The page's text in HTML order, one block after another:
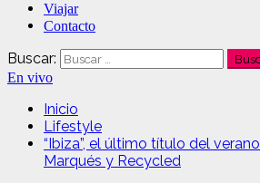
Viajar
Contacto
Buscar:
En vivo
Inicio
Lifestyle
“Ibiza”, el último título del
Marqués y Recycled